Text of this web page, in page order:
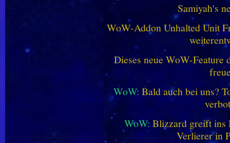
Samiyah's
WoW-Addon Unhalted Unit
Dieses neue WoW-
WoW: Bald auch bei uns?
WoW: Blizzard greift ins
Verlierer in